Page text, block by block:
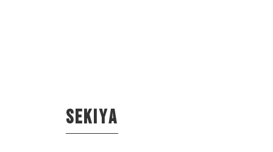
sekiya